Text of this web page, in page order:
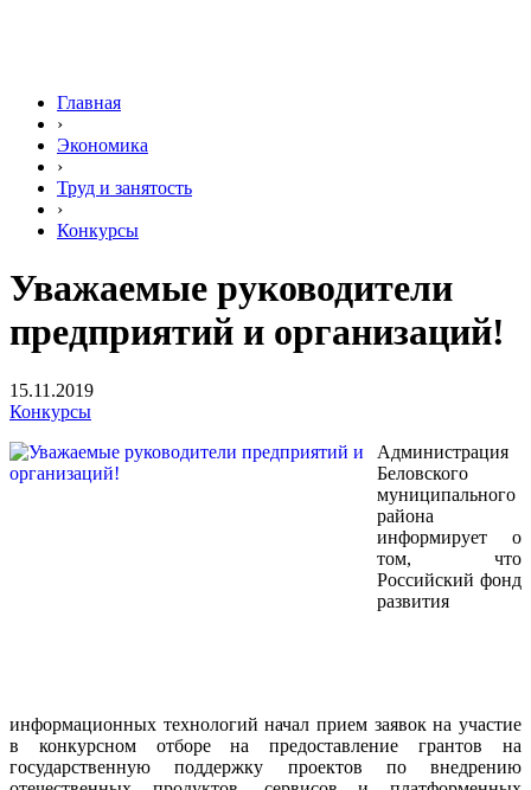
Главная
›
Экономика
›
Труд и занятость
›
Конкурсы
Уважаемые руководители
предприятий и организаций!
15.11.2019
Конкурсы
Администрация
Беловского
муниципального
района
информирует о
том, что
Российский фонд
развития
информационных технологий начал прием заявок на участие
в конкурсном отборе на предоставление грантов на
государственную поддержку проектов по внедрению